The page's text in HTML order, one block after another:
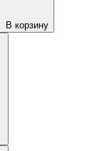
В корзину